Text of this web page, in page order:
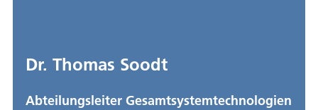
Dr. Thomas Soodt
Abteilungsleiter Gesamtsystemtechnologien